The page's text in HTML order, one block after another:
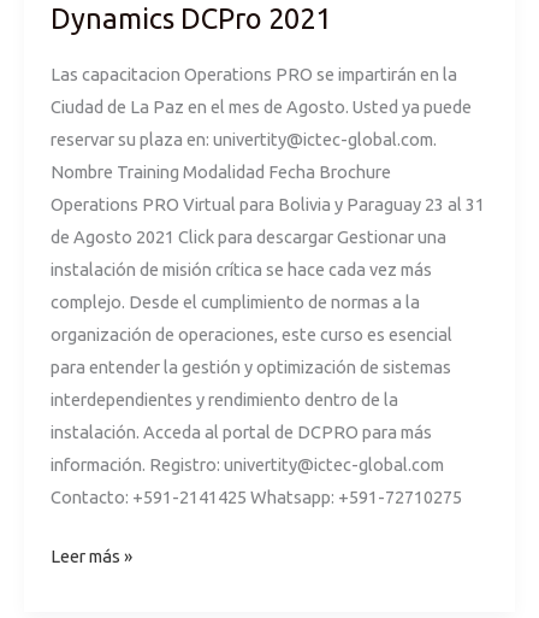
Dynamics DCPro 2021
Las capacitacion Operations PRO se impartirán en la
Ciudad de La Paz en el mes de Agosto. Usted ya puede
reservar su plaza en: univertity@ictec-global.com.
Nombre Training Modalidad Fecha Brochure
Operations PRO Virtual para Bolivia y Paraguay 23 al 31
de Agosto 2021 Click para descargar Gestionar una
instalación de misión crítica se hace cada vez más
complejo. Desde el cumplimiento de normas a la
organización de operaciones, este curso es esencial
para entender la gestión y optimización de sistemas
interdependientes y rendimiento dentro de la
instalación. Acceda al portal de DCPRO para más
información. Registro: univertity@ictec-global.com
Contacto: +591-2141425 Whatsapp: +591-72710275
Data
Dynamics
DCPro
2021
Leer más »